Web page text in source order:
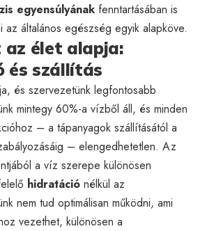
egyensúlyának fenntartásában is
az általános egészség egyik alapköve.
az élet alapja:
és szállítás
és szervezetünk legfontosabb
mintegy 60%-a vízből áll, és minden
– a tápanyagok szállításától a
– elengedhetetlen. Az
a víz szerepe különösen
hidratáció nélkül az
nem tud optimálisan működni, ami
vezethet, különösen a